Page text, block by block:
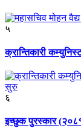
५
क्रान्तिकारी
६
इच्छुक पुरस्कार